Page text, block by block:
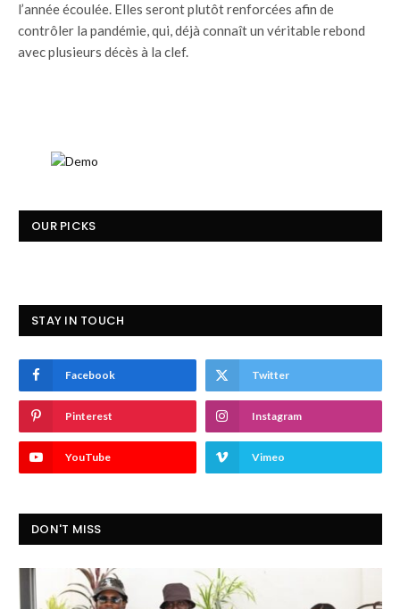
l’année écoulée. Elles seront plutôt renforcées afin de
contrôler la pandémie, qui, déjà connaît un véritable rebond
avec plusieurs décès à la clef.
OUR PICKS
STAY IN TOUCH
Facebook Twitter
Pinterest Instagram
YouTube Vimeo
DON'T MISS